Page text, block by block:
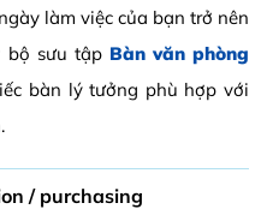
làm việc của bạn trở nên
bộ sưu tập Bàn văn phòng
bàn lý tưởng phù hợp với
/ purchasing